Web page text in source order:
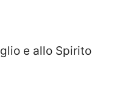
e allo Spirito